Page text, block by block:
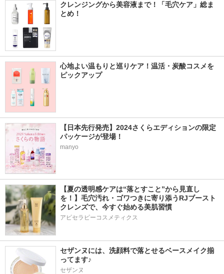
クレンジングから美容液まで！「毛穴ケア」総ま
とめ！
心地よい温もりと巡りケア！温活・炭酸コスメを
ピックアップ
【日本先行発売】2024さくらエディションの限定
パッケージが登場！
manyo
【夏の透明感ケアは“落とすこと”から見直し
を！】毛穴汚れ・ゴワつきに寄り添うRJブースト
クレンズで、今すぐ始める美肌習慣
アピセラピーコスメティクス
セザンヌには、洗顔料で落とせるベースメイク揃
ってます♪
セザンヌ